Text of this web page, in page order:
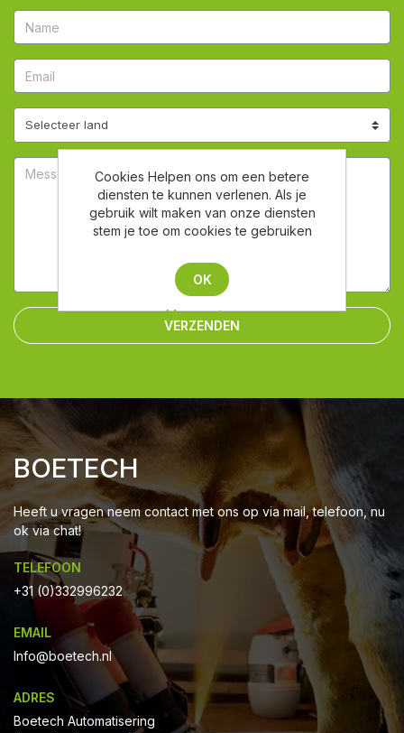
VERZENDEN
BOETECH
Heeft u vragen neem contact met ons op via mail, telefoon, nu
ok via chat!
TELEFOON
+31 (0)332996232
EMAIL
Info@boetech.nl
ADRES
Boetech Automatisering
Cookies Helpen ons om een betere
diensten te kunnen verlenen. Als je
gebruik wilt maken van onze diensten
stem je toe om cookies te gebruiken
OK
Meer weten